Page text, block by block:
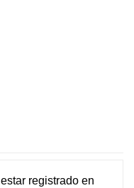
estar registradoen